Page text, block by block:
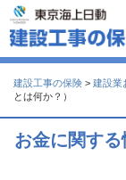
建設工事の保険 > 建設業
とは何か？）
お金に関す